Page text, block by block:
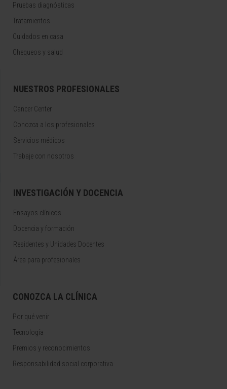
Pruebas diagnósticas
Tratamientos
Cuidados en casa
Chequeos y salud
NUESTROS PROFESIONALES
Cancer Center
Conozca a los profesionales
Servicios médicos
Trabaje con nosotros
INVESTIGACIÓN Y DOCENCIA
Ensayos clínicos
Docencia y formación
Residentes y Unidades Docentes
Área para profesionales
CONOZCA LA CLÍNICA
Por qué venir
Tecnología
Premios y reconocimientos
Responsabilidad social corporativa